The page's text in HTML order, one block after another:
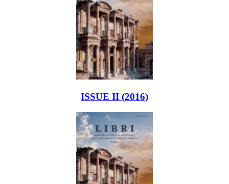
ISSUE II (2016)